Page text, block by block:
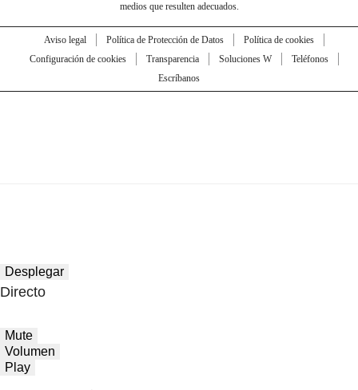
medios que resulten adecuados.
Aviso legal Política de Protección de Datos
Política de cookies
Configuración de cookies
Transparencia Soluciones W
Teléfonos
Escríbanos
Desplegar
Directo
Mute
Volumen
Play